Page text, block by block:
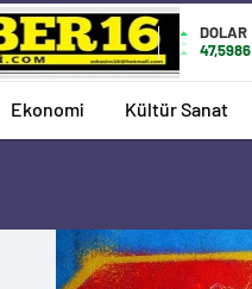
DOLAR
47,5986
Ekonomi Kültür Sanat